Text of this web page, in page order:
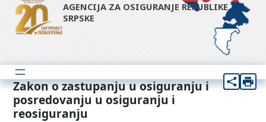
AGENCIJA ZA OSIGURANJE REPUBLIKE
SRPSKE
Zakon o zastupanju u osiguranju i
posredovanju u osiguranju i
reosiguranju